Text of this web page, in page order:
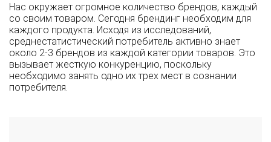
Нас окружает огромное количество брендов, каждый
со своим товаром. Сегодня брендинг необходим для
каждого продукта. Исходя из исследований,
среднестатистический потребитель активно знает
около 2-3 брендов из каждой категории товаров. Это
вызывает жесткую конкуренцию, поскольку
необходимо занять одно их трех мест в сознании
потребителя.